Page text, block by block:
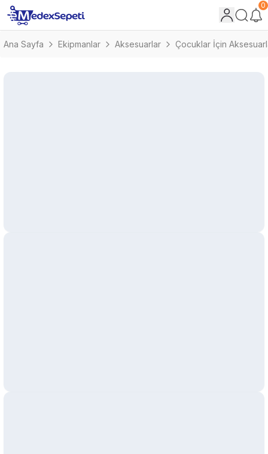
0
Ana Sayfa Ekipmanlar Aksesuarlar Çocuklar İçin